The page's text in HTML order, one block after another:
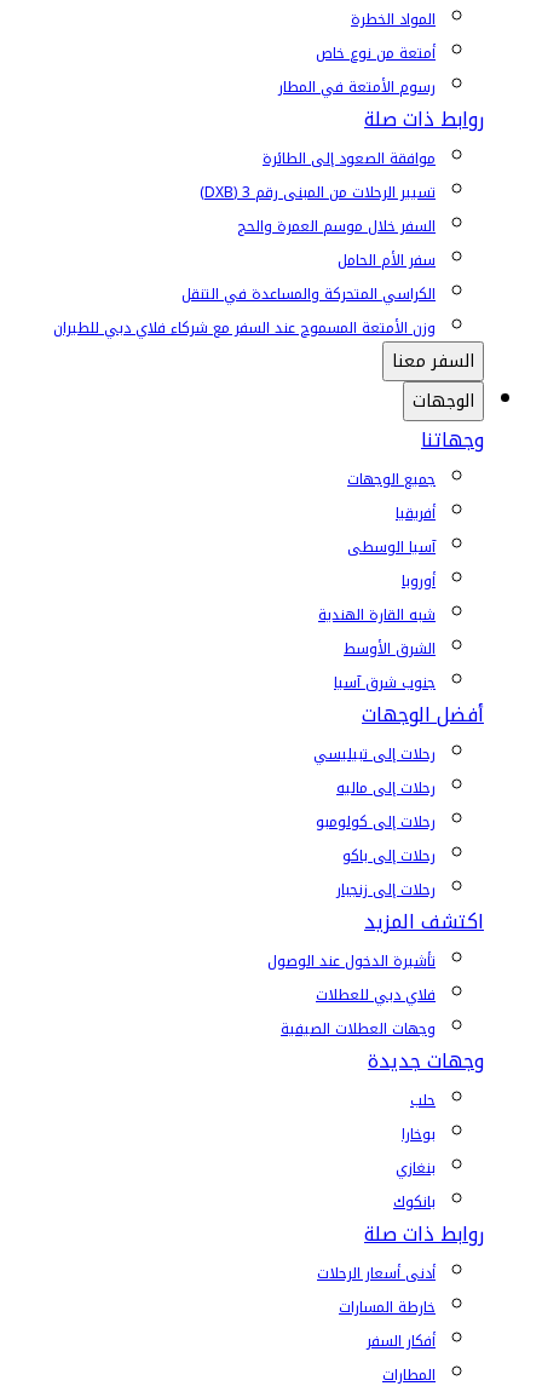
المواد الخطرة
أمتعة من نوع خاص
رسوم الأمتعة في المطار
روابط ذات صلة
موافقة الصعود إلى الطائرة
تسيير الرحلات من المبنى رقم 3 (DXB)
السفر خلال موسم العمرة والحج
سفر الأم الحامل
الكراسي المتحركة والمساعدة في التنقل
وزن الأمتعة المسموح عند السفر مع شركاء فلاي دبي للطيران
السفر معنا
الوجهات
وجهاتنا
جميع الوجهات
أفريقيا
آسيا الوسطى
أوروبا
شبه القارة الهندية
الشرق الأوسط
جنوب شرق آسيا
أفضل الوجهات
رحلات إلى تبيليسي
رحلات إلى ماليه
رحلات إلى كولومبو
رحلات إلى باكو
رحلات إلى زنجبار
اكتشف المزيد
تأشيرة الدخول عند الوصول
فلاي دبي للعطلات
وجهات العطلات الصيفية
وجهات جديدة
حلب
بوخارا
بنغازي
بانكوك
روابط ذات صلة
أدنى أسعار الرحلات
خارطة المسارات
أفكار السفر
المطارات